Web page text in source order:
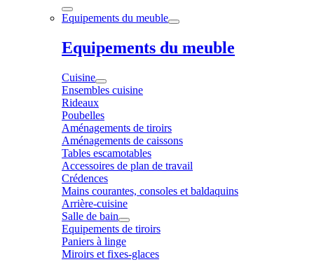
Equipements du meuble
Equipements du meuble
Cuisine
Ensembles cuisine
Rideaux
Poubelles
Aménagements de tiroirs
Aménagements de caissons
Tables escamotables
Accessoires de plan de travail
Crédences
Mains courantes, consoles et baldaquins
Arrière-cuisine
Salle de bain
Equipements de tiroirs
Paniers à linge
Miroirs et fixes-glaces